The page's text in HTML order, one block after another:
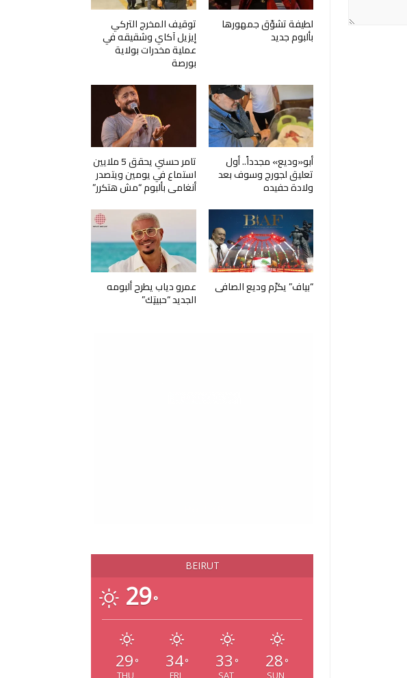
لطيفة تشوّق جمهورها
بألبوم جديد
توقيف المخرج التركي
إيزيل آكاي وشقيقه في
عملية مخدرات بولاية
بورصة
أبو«وديع» مجدداً.. أول
تعليق لجورج وسوف بعد
ولادة حفيده
تامر حسني يحقق 5 ملايين
استماع في يومين ويتصدر
أنغامي بألبوم “مش هتكرر”
“بياف” يكرّم وديع الصافي عمرو دياب يطرح ألبومه
الجديد “حبيتِك”
BEIRUT
29°
29 °
THU
34°
FRI
33 °
SAT
28 °
SUN